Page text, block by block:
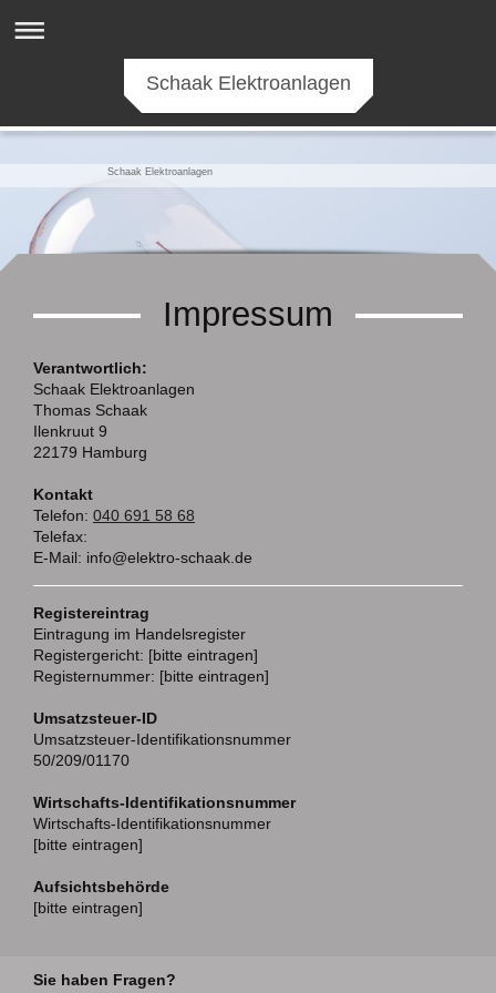
Schaak Elektroanlagen
Schaak Elektroanlagen
Impressum
Verantwortlich:
Schaak Elektroanlagen
Thomas Schaak
Ilenkruut 9
22179 Hamburg
Kontakt
Telefon: 040 691 58 68
Telefax:
E-Mail: info@elektro-schaak.de
Registereintrag
Eintragung im Handelsregister
Registergericht: [bitte eintragen]
Registernummer: [bitte eintragen]
Umsatzsteuer-ID
Umsatzsteuer-Identifikationsnummer
50/209/01170
Wirtschafts-Identifikationsnummer
Wirtschafts-Identifikationsnummer
[bitte eintragen]
Aufsichtsbehörde
[bitte eintragen]
Sie haben Fragen?